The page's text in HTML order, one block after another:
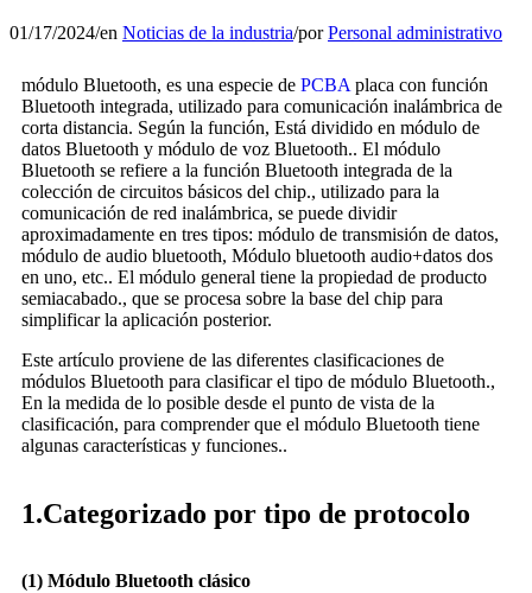
01/17/2024/en Noticias de la industria/porPersonal administrativo
módulo Bluetooth, es una especie de PCBA placa con función
Bluetooth integrada, utilizado para comunicación inalámbrica de
corta distancia. Según la función, Está dividido en módulo de
datos Bluetooth y módulo de voz Bluetooth.. El módulo
Bluetooth se refiere a la función Bluetooth integrada de la
colección de circuitos básicos del chip., utilizado para la
comunicación de red inalámbrica, se puede dividir
aproximadamente en tres tipos: módulo de transmisión de datos,
módulo de audio bluetooth, Módulo bluetooth audio+datos dos
en uno, etc.. El módulo general tiene la propiedad de producto
semiacabado., que se procesa sobre la base del chip para
simplificar la aplicación posterior.
Este artículo proviene de las diferentes clasificaciones de
módulos Bluetooth para clasificar el tipo de módulo Bluetooth.,
En la medida de lo posible desde el punto de vista de la
clasificación, para comprender que el módulo Bluetooth tiene
algunas características y funciones..
1.Categorizado por tipo de protocolo
(1) Módulo Bluetooth clásico